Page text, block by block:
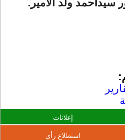
سيدأحمد ولد الأمير.
إعلانات
استطلاع رأي